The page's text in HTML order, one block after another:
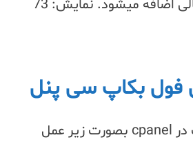
فول بکاپ سی پنل
برای ایجاد فول بکاپ در cpanel بصورت زیر عمل